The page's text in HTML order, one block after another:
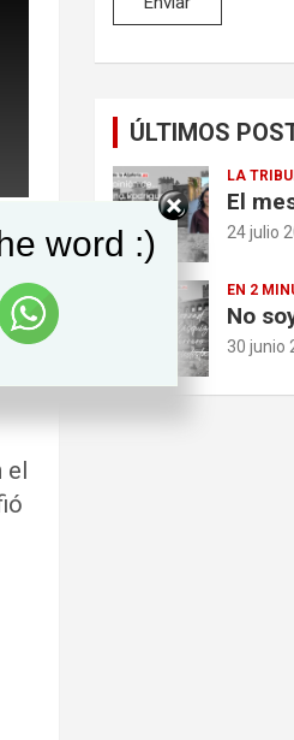
el
ÚLTIMOS
LA
El
24 julio
EN 2
No
30 junio
word :)